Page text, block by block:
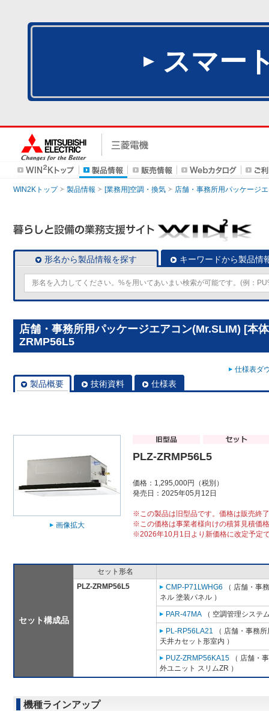
スマー
WIN2Kトップ 製品情報 [業務用]空調・換気 店舗・事務所用パッケージ
形名から製品情報を探す キーワードから製品情
店舗・事務所用パッケージエアコン(Mr.SLIM) [本
ZRMP56L5
仕様表ダ
製品概要 技術資料 仕様表
画像拡大
PLZ-ZRMP56L5
価格：1,295,000円（税別）
発売日：2025年05月12日
※この製品は旧型品です。価格は販売終
※この価格は事業者様向けの積算見積価
※2026年10月1日より新価格に改定予定
セット構成品
セット形名
PLZ-ZRMP56L5
CMP-P71LWHG6 （ 店舗・事
ネル 塗装パネル ）
PAR-47MA （ 空調管理システ
PL-RP56LA21 （ 店舗・事務
天井カセット形室内 ）
PUZ-ZRMP56KA15 （ 店舗・
外ユニット スリムZR ）
機種ラインアップ